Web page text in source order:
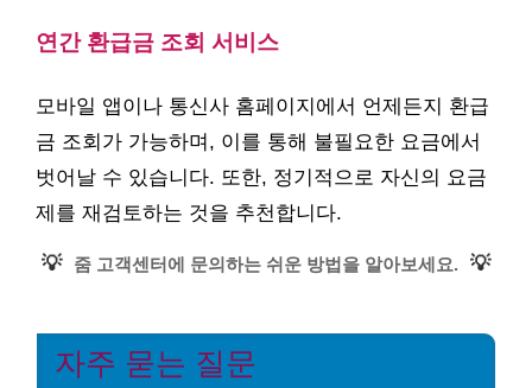
연간 환급금 조회 서비스
모바일 앱이나 통신사 홈페이지에서 언제든지 환급
금 조회가 가능하며, 이를 통해 불필요한 요금에서
벗어날 수 있습니다. 또한, 정기적으로 자신의 요금
제를 재검토하는 것을 추천합니다.
💡 줌 고객센터에 문의하는 쉬운 방법을 알아보세요. 💡
자주 묻는 질문